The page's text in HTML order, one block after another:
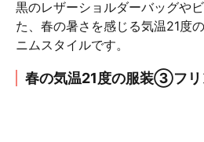
黒のレザーショルダーバッグや
た、春の暑さを感じる気温21度
ニムスタイルです。
春の気温21度の服装③フリ